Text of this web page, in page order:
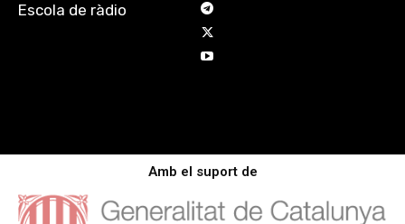
Escola de ràdio
Amb el suport de